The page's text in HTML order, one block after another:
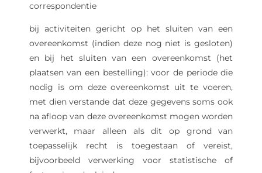
correspondentie
bij activiteiten gericht op het sluiten van een
overeenkomst (indien deze nog niet is gesloten)
en bij het sluiten van een overeenkomst (het
plaatsen van een bestelling): voor de periode die
nodig is om deze overeenkomst uit te voeren,
met dien verstande dat deze gegevens soms ook
na afloop van deze overeenkomst mogen worden
verwerkt, maar alleen als dit op grond van
toepasselijk recht is toegestaan ​​of vereist,
bijvoorbeeld verwerking voor statistische of